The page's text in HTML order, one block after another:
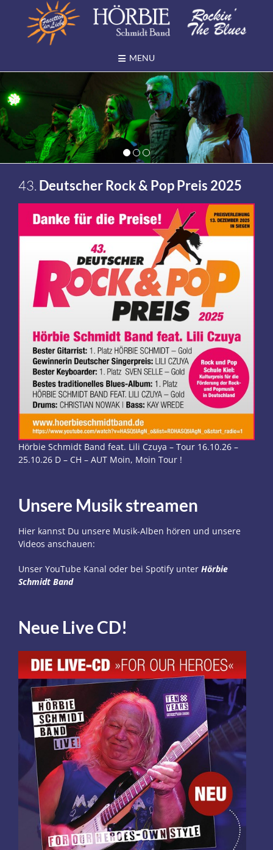
content
MENU
1 2
43. Deutscher Rock & Pop Preis 2025
Hörbie Schmidt Band feat. Lili Czuya – Tour 16.10.26 –
25.10.26 D – CH – AUT Moin, Moin Tour !
Unsere Musik streamen
Hier kannst Du unsere Musik-Alben hören und unsere
Videos anschauen:
Unser YouTube Kanal oder bei Spotify unter Hörbie
Schmidt Band
Neue Live CD!